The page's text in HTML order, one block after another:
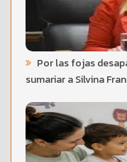
Por las fojas
sumariar a Silvina